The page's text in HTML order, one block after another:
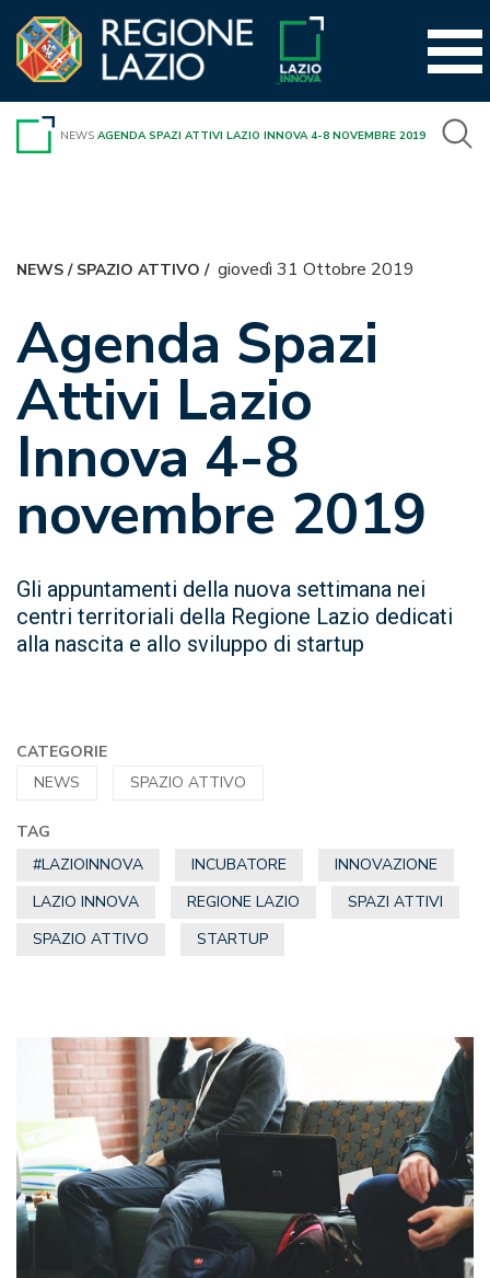
contenuto
NEWS AGENDA SPAZI ATTIVI LAZIO INNOVA 4-8 NOVEMBRE 2019
NEWS/ SPAZIO ATTIVO / giovedì 31 Ottobre 2019
Agenda Spazi
Attivi Lazio
Innova 4-8
novembre 2019
Gli appuntamenti della nuova settimana nei
centri territoriali della Regione Lazio dedicati
alla nascita e allo sviluppo di startup
CATEGORIE
NEWS
SPAZIO ATTIVO
TAG
#LAZIOINNOVA
INCUBATORE
INNOVAZIONE
LAZIO INNOVA
REGIONE LAZIO
SPAZI ATTIVI
SPAZIO ATTIVO
STARTUP